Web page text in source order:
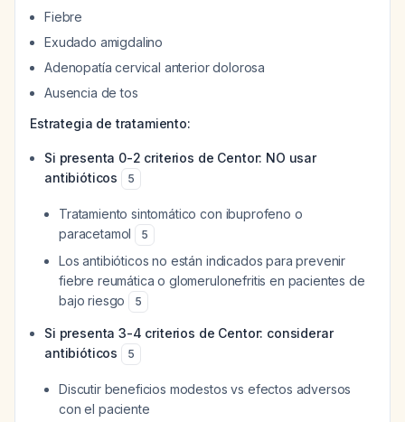
Fiebre
Exudado amigdalino
Adenopatía cervical anterior dolorosa
Ausencia de tos
Estrategia de tratamiento:
Si presenta 0-2 criterios de Centor: NO usar
antibióticos
5
Tratamiento sintomático con ibuprofeno o
paracetamol
5
Los antibióticos no están indicados para prevenir
fiebre reumática o glomerulonefritis en pacientes de
bajo riesgo
5
Si presenta 3-4 criterios de Centor: considerar
antibióticos
5
Discutir beneficios modestos vs efectos adversos
con el paciente